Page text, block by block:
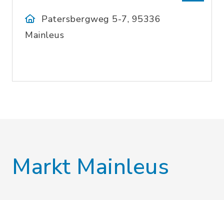
Patersbergweg 5-7, 95336
Mainleus
Markt Mainleus